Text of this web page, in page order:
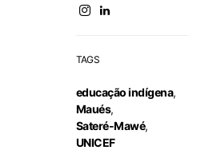
TAGS
educação indígena,
Maués,
Sateré-Mawé,
UNICEF